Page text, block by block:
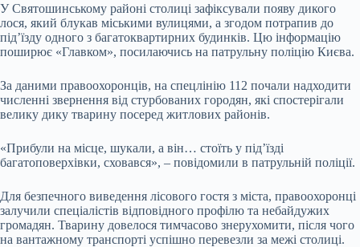
У Святошинському районі столиці зафіксували появу дикого
лося, який блукав міськими вулицями, а згодом потрапив до
під’їзду одного з багатоквартирних будинків. Цю інформацію
поширює «Главком», посилаючись на патрульну поліцію Києва.
За даними правоохоронців, на спецлінію 112 почали надходити
численні звернення від стурбованих городян, які спостерігали
велику дику тварину посеред житлових районів.
«Прибули на місце, шукали, а він… стоїть у підʼїзді
багатоповерхівки, сховався», – повідомили в патрульній поліції.
Для безпечного виведення лісового гостя з міста, правоохоронці
залучили спеціалістів відповідного профілю та небайдужих
громадян. Тварину довелося тимчасово знерухомити, після чого
на вантажному транспорті успішно перевезли за межі столиці.